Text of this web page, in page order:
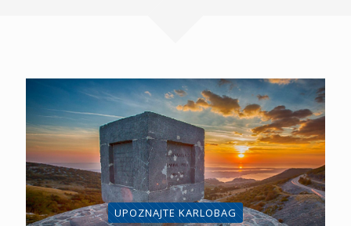
UPOZNAJTE KARLOBAG